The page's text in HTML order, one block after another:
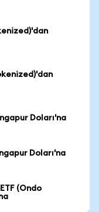
Doları'na
Doları'na
(Ondo